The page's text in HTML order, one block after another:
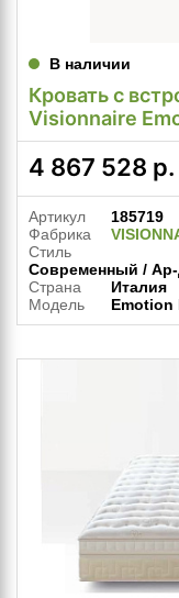
В наличии
Кровать с
Visionnaire
4 867 528 р.
Артикул
185719
Фабрика
Стиль
Современный / Ар-
Страна
Италия
Модель
Emotion